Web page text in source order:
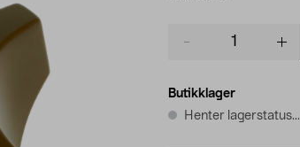
Butikklager
Henter lagerstatus...